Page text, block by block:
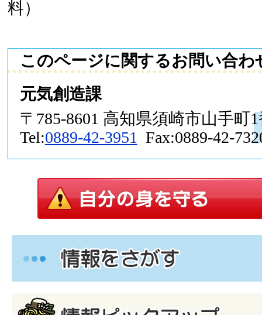
料）
このページに関するお問い合わ
元気創造課
〒785-8601 高知県須崎市山手町
Tel:0889-42-3951 Fax:0889-42-